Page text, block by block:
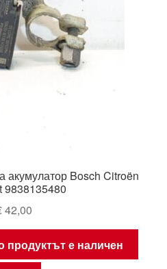
акумулатор Bosch Citroën
9838135480
42,00
продуктът е наличен